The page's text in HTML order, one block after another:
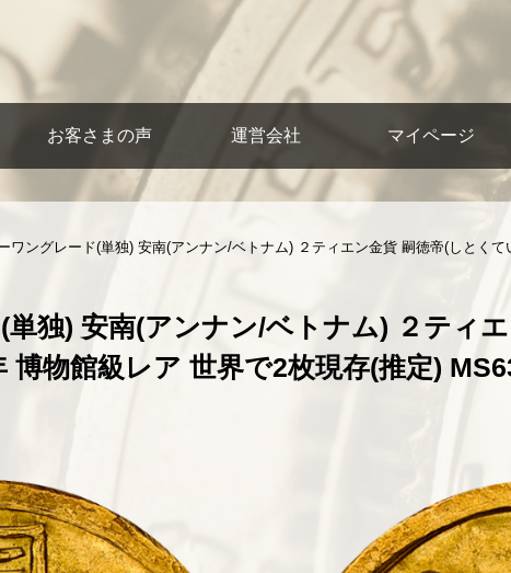
お客さまの声 運営会社 マイページ
ワングレード(単独) 安南(アンナン/ベトナム) ２ティエン金貨 嗣徳帝(しとく
独) 安南(アンナン/ベトナム) ２ティ
博物館級レア 世界で2枚現存(推定)